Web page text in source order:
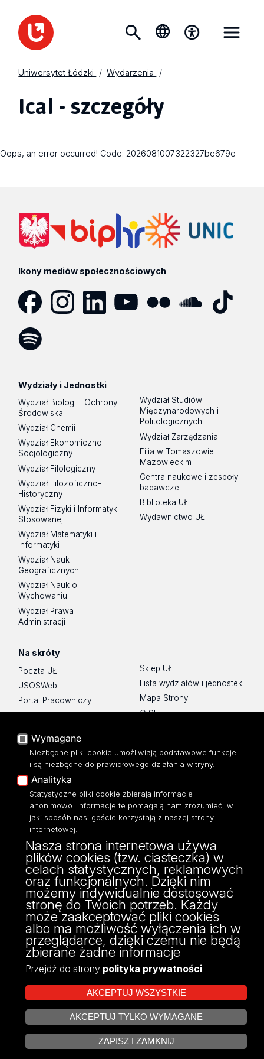
Uniwersytet Łódzki Wydarzenia
Ical - szczegóły
Oops, an error occurred! Code: 2026081007322327be679e
Ikony mediów społecznościowych
Wydziały i Jednostki
Wydział Biologii i Ochrony
Środowiska
Wydział Chemii
Wydział Ekonomiczno-
Socjologiczny
Wydział Filologiczny
Wydział Filozoficzno-
Historyczny
Wydział Fizyki i Informatyki
Stosowanej
Wydział Matematyki i
Informatyki
Wydział Nauk
Geograficznych
Wydział Nauk o
Wychowaniu
Wydział Prawa i
Administracji
Wydział Studiów
Międzynarodowych i
Politologicznych
Wydział Zarządzania
Filia w Tomaszowie
Mazowieckim
Centra naukowe i zespoły
badawcze
Biblioteka UŁ
Wydawnictwo UŁ
Na skróty
Poczta UŁ
USOSWeb
Portal Pracowniczy
Baza Aktów Własnych
Moodle
Eksperci UŁ
Polityka Prywatności
Dostępność
Sklep UŁ
Lista wydziałów i jednostek
Mapa Strony
O Stronie
ul. Narutowicza 68, 90-136 Łódź
NIP: 724 000 32 43
Adres do doręczeń elektronicznych (ADE):
AE:PL-74796-17640-IHHIV-17
KONTAKT
Projekt Multiportalu UŁ współfinansowany z funduszy Unii Europejskiej w
ramach konkursu NCBR
Wymagane
Niezbędne pliki cookie umożliwiają podstawowe funkcje
i są niezbędne do prawidłowego działania witryny.
Analityka
Statystyczne pliki cookie zbierają informacje
anonimowo. Informacje te pomagają nam zrozumieć, w
jaki sposób nasi goście korzystają z naszej strony
internetowej.
Nasza strona internetowa używa
plików cookies (tzw. ciasteczka) w
celach statystycznych, reklamowych
oraz funkcjonalnych. Dzięki nim
możemy indywidualnie dostosować
stronę do Twoich potrzeb. Każdy
może zaakceptować pliki cookies
albo ma możliwość wyłączenia ich w
przeglądarce, dzięki czemu nie będą
zbierane żadne informacje
Przejdź do strony polityka prywatności
AKCEPTUJ WSZYSTKIE
AKCEPTUJ TYLKO WYMAGANE
ZAPISZ I ZAMKNIJ
ZARZĄDZAJ COOKIES